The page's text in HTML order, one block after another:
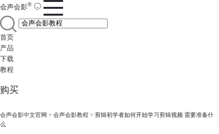
会声会影®
首页
产品
下载
教程
购买
会声会影中文官网 > 会声会影教程 > 剪辑初学者如何开始学习剪辑视频 需要准备什
么